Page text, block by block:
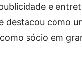
e
destacou como
sócio em